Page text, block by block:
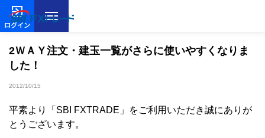
ログイン
2ＷＡＹ注文・建玉一覧がさらに使いやすくなりま
した！
2012/10/15
平素より「SBI FXTRADE」をご利用いただき誠にありが
とうございます。